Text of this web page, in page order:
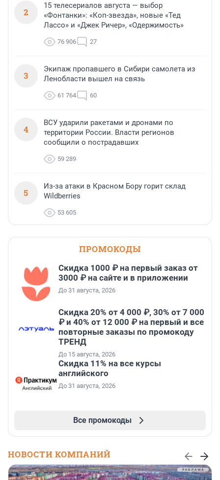
2
15 телесериалов августа — выбор
«Фонтанки»: «Коп-звезда», новые «Тед
Лассо» и «Джек Ричер», «Одержимость»
76 906 27
3
Экипаж пропавшего в Сибири самолета из
Ленобласти вышел на связь
61 764 60
4
ВСУ ударили ракетами и дронами по
территории России. Власти регионов
сообщили о пострадавших
59 289
5
Из-за атаки в Красном Бору горит склад
Wildberries
53 605
ПРОМОКОДЫ
Скидка 1000 ₽ на первый заказ от
3000 ₽ на сайте и в приложении
До 31 августа, 2026
Скидка 20% от 4 000 ₽, 30% от 7 000
₽ и 40% от 12 000 ₽ на первый и все
повторные заказы по промокоду
ТРЕНД
До 15 августа, 2026
Скидка 11% на все курсы
английского
До 31 августа, 2026
Все промокоды
НОВОСТИ КОМПАНИЙ